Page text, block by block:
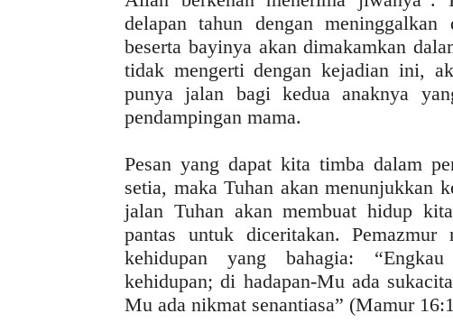
delapan tahun dengan
beserta bayinya akan dimakamkan
tidak mengerti dengan kejadian ini,
punya jalan bagi kedua anaknya
pendampingan mama.
Pesan yang dapat kita timba dalam
setia, maka Tuhan akan menunjukkan
jalan Tuhan akan membuat hidup
pantas untuk diceritakan.
kehidupan yang bahagia:
kehidupan; di hadapan-Mu ada
Mu ada nikmat senantiasa” (Mamur